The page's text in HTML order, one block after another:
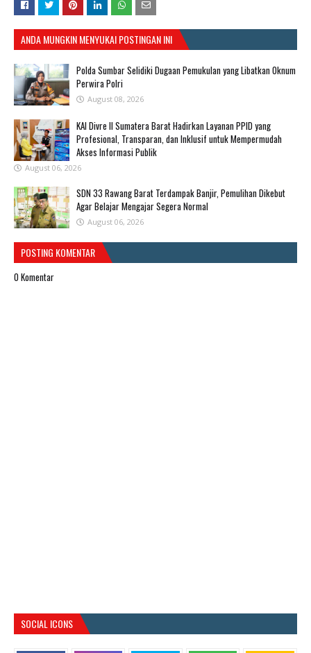
ANDA MUNGKIN MENYUKAI POSTINGAN INI
Polda Sumbar Selidiki Dugaan Pemukulan yang Libatkan Oknum
Perwira Polri
August 08, 2026
KAI Divre II Sumatera Barat Hadirkan Layanan PPID yang
Profesional, Transparan, dan Inklusif untuk Mempermudah
Akses Informasi Publik
August 06, 2026
SDN 33 Rawang Barat Terdampak Banjir, Pemulihan Dikebut
Agar Belajar Mengajar Segera Normal
August 06, 2026
POSTING KOMENTAR
0 Komentar
SOCIAL ICONS